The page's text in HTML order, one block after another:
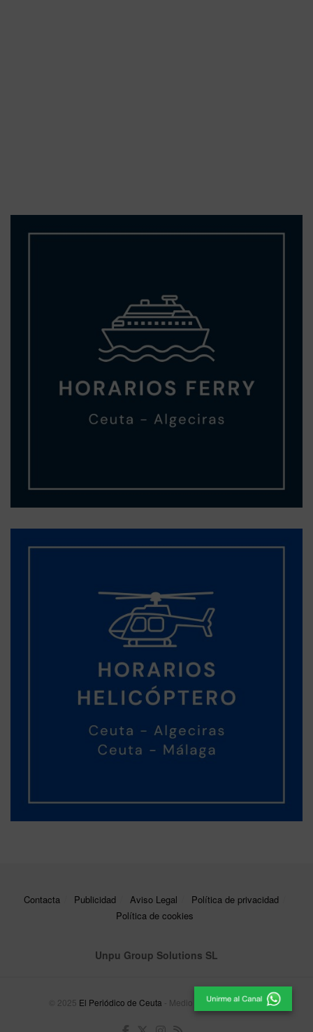
Contacta Publicidad Aviso Legal
Política de privacidad
Política de cookies
Unpu Group Solutions SL
© 2025 El Periódico de Ceuta - Medio de Comunicación